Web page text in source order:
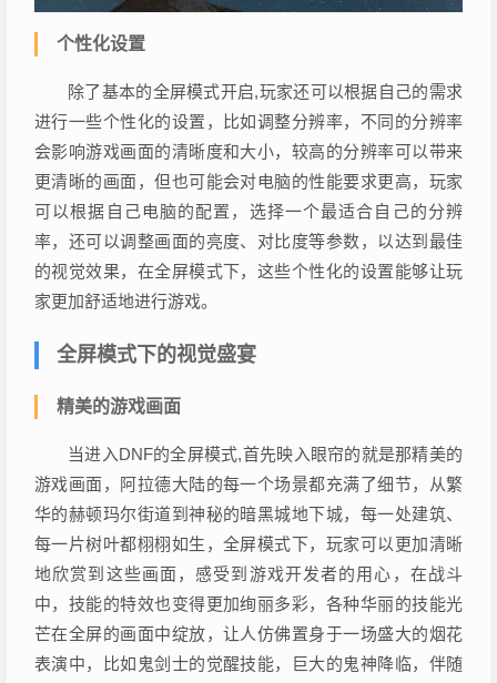
个性化设置
除了基本的全屏模式开启,玩家还可以根据自己的需求
进行一些个性化的设置，比如调整分辨率，不同的分辨率
会影响游戏画面的清晰度和大小，较高的分辨率可以带来
更清晰的画面，但也可能会对电脑的性能要求更高，玩家
可以根据自己电脑的配置，选择一个最适合自己的分辨
率，还可以调整画面的亮度、对比度等参数，以达到最佳
的视觉效果，在全屏模式下，这些个性化的设置能够让玩
家更加舒适地进行游戏。
全屏模式下的视觉盛宴
精美的游戏画面
当进入DNF的全屏模式,首先映入眼帘的就是那精美的
游戏画面，阿拉德大陆的每一个场景都充满了细节，从繁
华的赫顿玛尔街道到神秘的暗黑城地下城，每一处建筑、
每一片树叶都栩栩如生，全屏模式下，玩家可以更加清晰
地欣赏到这些画面，感受到游戏开发者的用心，在战斗
中，技能的特效也变得更加绚丽多彩，各种华丽的技能光
芒在全屏的画面中绽放，让人仿佛置身于一场盛大的烟花
表演中，比如鬼剑士的觉醒技能，巨大的鬼神降临，伴随